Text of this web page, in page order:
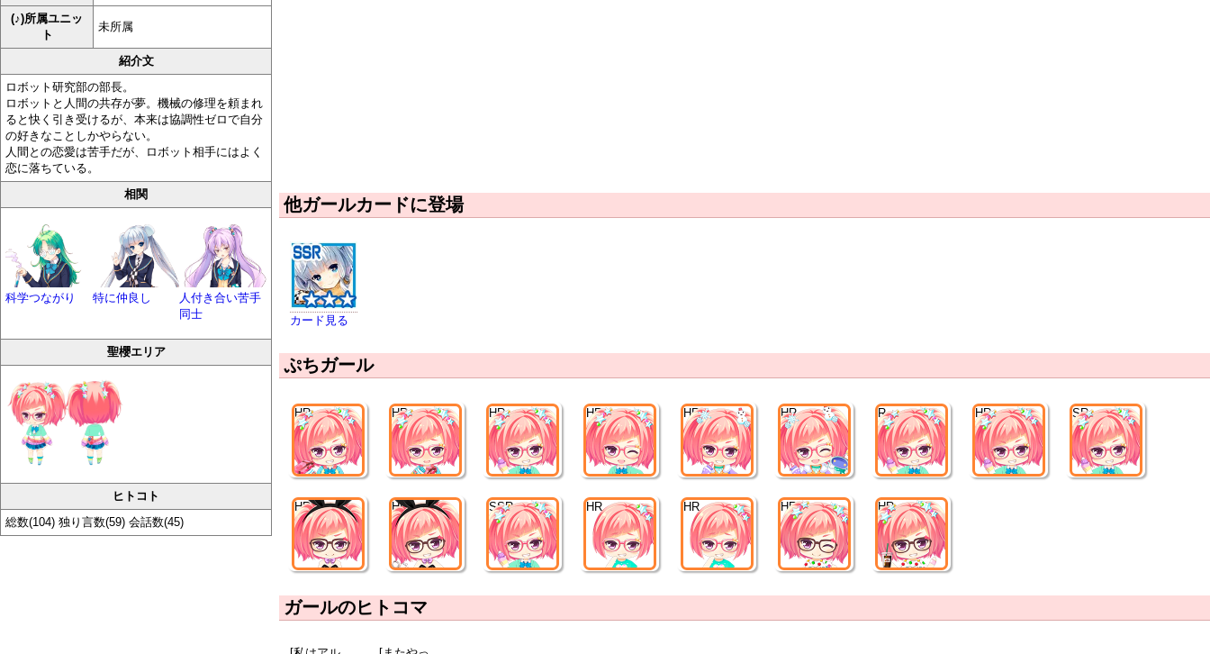
他ガールカードに登場
カード見る
ぷちガール
HR HR HR HR HR HR R HR SR
HR HR SSR HR HR HR HR
ガールのヒトコマ
(♪)所属ユニッ
ト
未所属
紹介文
ロボット研究部の部長。
ロボットと人間の共存が夢。機械の修理を頼まれ
ると快く引き受けるが、本来は協調性ゼロで自分
の好きなことしかやらない。
人間との恋愛は苦手だが、ロボット相手にはよく
恋に落ちている。
相関
科学つながり 特に仲良し
人付き合い苦手
同士
聖櫻エリア
ヒトコト
総数(104) 独り言数(59) 会話数(45)